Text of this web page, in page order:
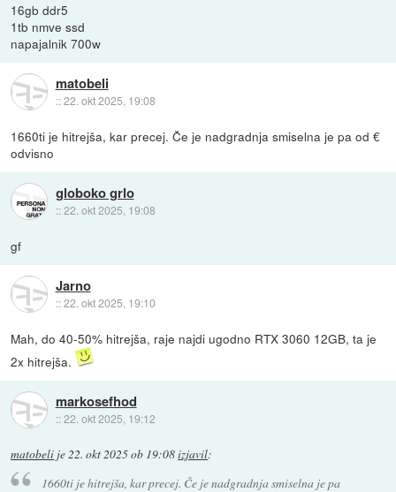
16gb ddr5
1tb nmve ssd
napajalnik 700w
matobeli
::22. okt 2025, 19:08
1660ti je hitrejša, kar precej. Če je nadgradnja smiselna je pa od €
odvisno
globoko grlo
::22. okt 2025, 19:08
gf
Jarno
::22. okt 2025, 19:10
Mah, do 40-50% hitrejša, raje najdi ugodno RTX 3060 12GB, ta je
2x hitrejša.
markosefhod
::22. okt 2025, 19:12
matobeli je22. okt 2025 ob 19:08izjavil:
1660ti je hitrejša, kar precej. Če je nadgradnja smiselna je pa